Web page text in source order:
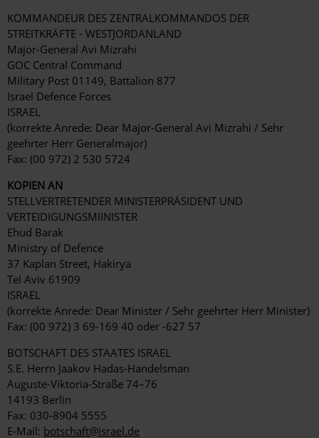
KOMMANDEUR DES ZENTRALKOMMANDOS DER
STREITKRÄFTE - WESTJORDANLAND
Major-General Avi Mizrahi
GOC Central Command
Military Post 01149, Battalion 877
Israel Defence Forces
ISRAEL
(korrekte Anrede: Dear Major-General Avi Mizrahi / Sehr
geehrter Herr Generalmajor)
Fax: (00 972) 2 530 5724
KOPIEN AN
STELLVERTRETENDER MINISTERPRÄSIDENT UND
VERTEIDIGUNGSMIINISTER
Ehud Barak
Ministry of Defence
37 Kaplan Street, Hakirya
Tel Aviv 61909
ISRAEL
(korrekte Anrede: Dear Minister / Sehr geehrter Herr Minister)
Fax: (00 972) 3 69-169 40 oder -627 57
BOTSCHAFT DES STAATES ISRAEL
S.E. Herrn Jaakov Hadas-Handelsman
Auguste-Viktoria-Straße 74–76
14193 Berlin
Fax: 030-8904 5555
E-Mail: botschaft@israel.de